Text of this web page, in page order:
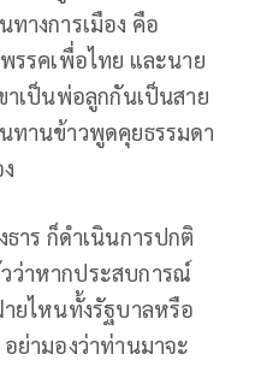
างการเมือง คือ
รรคเพื่อไทย และนาย
เป็นพ่อลูกกันเป็นสาย
ทานข้าวพูดคุยธรรมดา
าร ก็ดำเนินการปกติ
าหากประสบการณ์
ายไหนทั้งรัฐบาลหรือ
ย่ามองว่าท่านมาจะ